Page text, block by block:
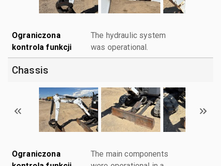
Ograniczona
kontrola funkcji
The hydraulic system
was operational.
Chassis
Ograniczona
The main components